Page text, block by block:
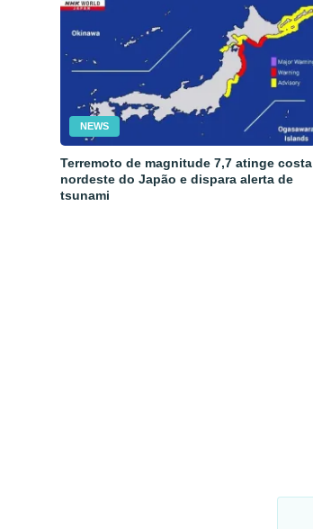
NEWS
Terremoto de magnitude 7,7 atinge costa
nordeste do Japão e dispara alerta de
tsunami